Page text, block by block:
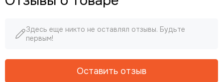
Здесь еще никто не оставлял отзывы. Будьте
первым!
Оставить отзыв